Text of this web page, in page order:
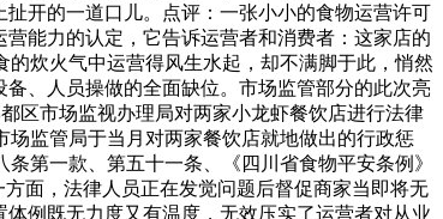
开的一道口儿。点评：一张小小的食物运营许可
能力的认定，它告诉运营者和消费者：这家店的
炊火气中运营得风生水起，却不满脚于此，悄然
、人员操做的全面缺位。市场监管部分的此次亮
区市场监视办理局对两家小龙虾餐饮店进行法律
监管局于当月对两家餐饮店就地做出的行政惩
第一款、第五十一条、《四川省食物平安条例》
面，法律人员正在发觉问题后督促商家当即将无
例既无力度又有温度，无效压实了运营者对从业